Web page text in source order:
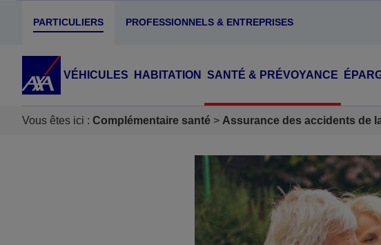
PARTICULIERS PROFESSIONNELS & ENTREPRISES
VÉHICULES HABITATION SANTÉ & PRÉVOYANCE
Vous êtes ici : Complémentaire santé Assurance des accidents de